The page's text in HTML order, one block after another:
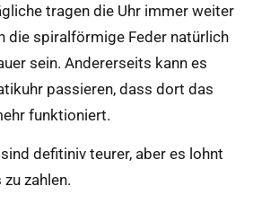
tragen die Uhr immer weiter
die spiralförmige Feder natürlich
sein. Andererseits kann es
passieren, dass dort das
funktioniert.
defitiniv teurer, aber es lohnt
zahlen.